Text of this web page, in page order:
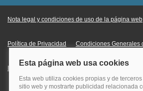
Nota legal y condiciones de uso de la página web
Política de Privacidad Condiciones Generales
Información Legal sobre Mercados en Línea